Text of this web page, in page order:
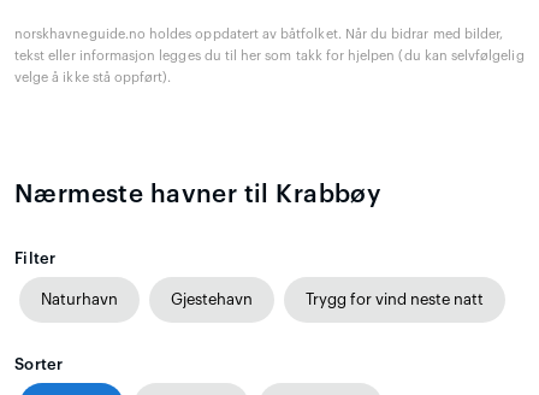
norskhavneguide.no holdes oppdatert av båtfolket. Når du bidrar med bilder,
tekst eller informasjon legges du til her som takk for hjelpen (du kan selvfølgelig
velge å ikke stå oppført).
Nærmeste havner til Krabbøy
Filter
Naturhavn Gjestehavn Trygg for vind neste natt
Sorter